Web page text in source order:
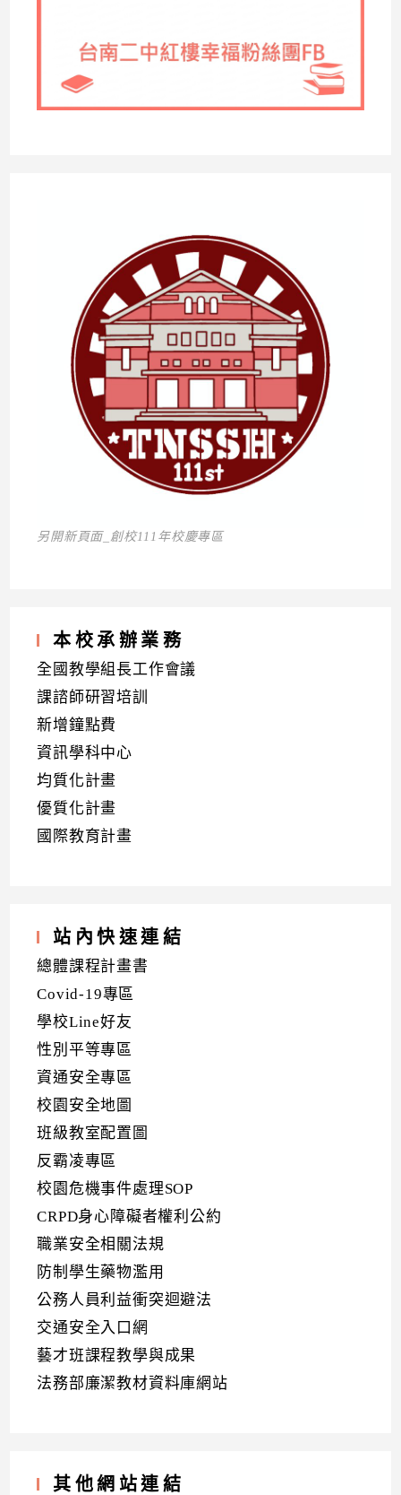
另開新頁面_創校111年校慶專區
本校承辦業務
全國教學組長工作會議
課諮師研習培訓
新增鐘點費
資訊學科中心
均質化計畫
優質化計畫
國際教育計畫
站內快速連結
總體課程計畫書
Covid-19專區
學校Line好友
性別平等專區
資通安全專區
校園安全地圖
班級教室配置圖
反霸凌專區
校園危機事件處理SOP
CRPD身心障礙者權利公約
職業安全相關法規
防制學生藥物濫用
公務人員利益衝突迴避法
交通安全入口網
藝才班課程教學與成果
法務部廉潔教材資料庫網站
其他網站連結